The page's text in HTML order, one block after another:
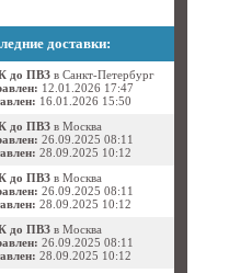
доставки:
до ПВЗ в Санкт-Петербург
12.01.2026 17:47
16.01.2026 15:50
до ПВЗ в Москва
26.09.2025 08:11
28.09.2025 10:12
до ПВЗ в Москва
26.09.2025 08:11
28.09.2025 10:12
до ПВЗ в Москва
26.09.2025 08:11
28.09.2025 10:12